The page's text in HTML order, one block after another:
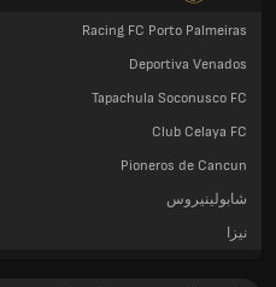
Racing FC Porto Palmeiras
Deportiva Venados
Tapachula Soconusco FC
Club Celaya FC
Pioneros de Cancun
شابولينيروس
نيزا